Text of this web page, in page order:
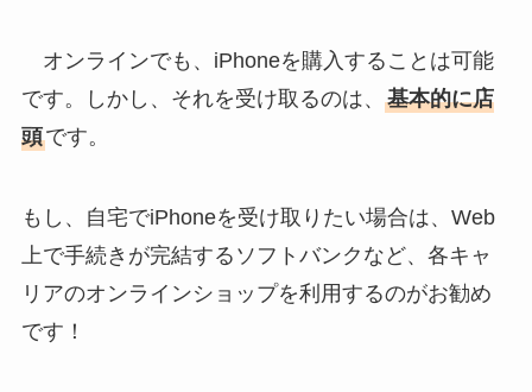
オンラインでも、iPhoneを購入することは可能
です。しかし、それを受け取るのは、 基本的に店
頭です。
もし、自宅でiPhoneを受け取りたい場合は、Web
上で手続きが完結するソフトバンクなど、各キャ
リアのオンラインショップを利用するのがお勧め
です！